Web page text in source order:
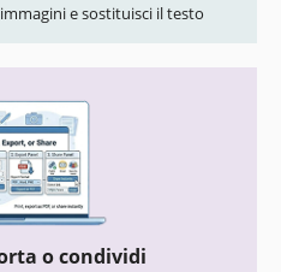
e sostituisci il testo
o condividi